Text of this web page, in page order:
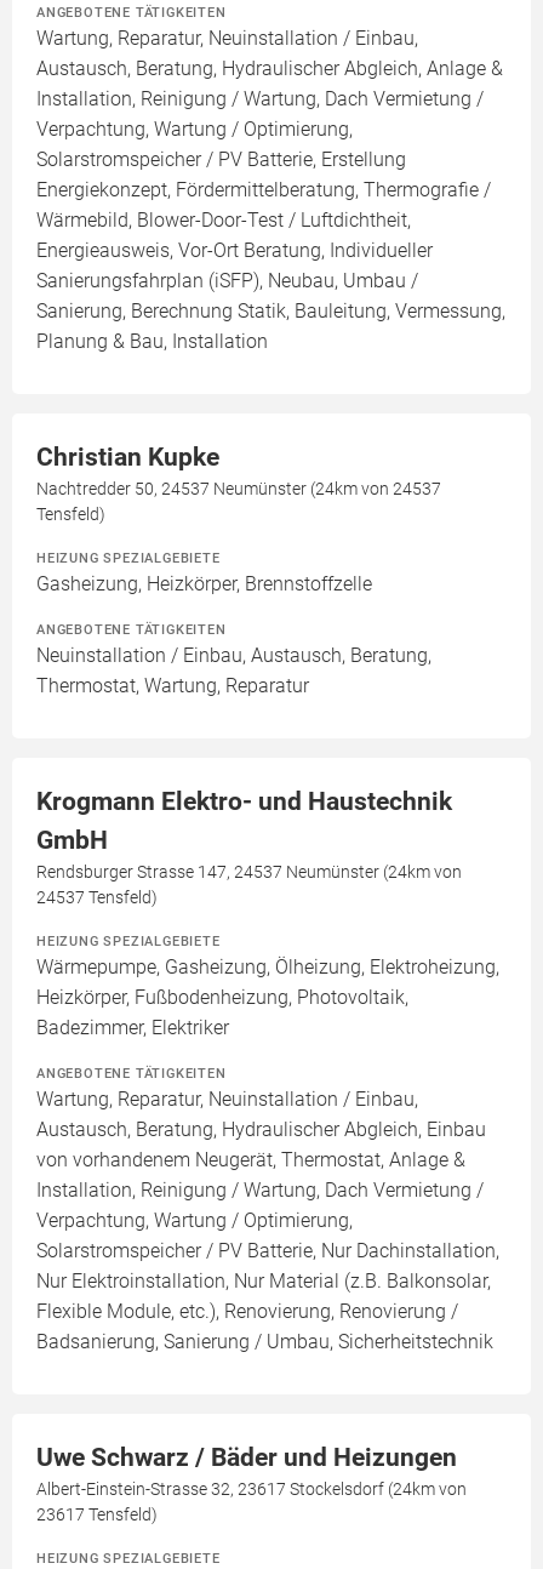
ANGEBOTENE TÄTIGKEITEN
Wartung, Reparatur, Neuinstallation / Einbau,
Austausch, Beratung, Hydraulischer Abgleich, Anlage &
Installation, Reinigung / Wartung, Dach Vermietung /
Verpachtung, Wartung / Optimierung,
Solarstromspeicher / PV Batterie, Erstellung
Energiekonzept, Fördermittelberatung, Thermografie /
Wärmebild, Blower-Door-Test / Luftdichtheit,
Energieausweis, Vor-Ort Beratung, Individueller
Sanierungsfahrplan (iSFP), Neubau, Umbau /
Sanierung, Berechnung Statik, Bauleitung, Vermessung,
Planung & Bau, Installation
Christian Kupke
Nachtredder 50, 24537 Neumünster (24km von 24537
Tensfeld)
HEIZUNG SPEZIALGEBIETE
Gasheizung, Heizkörper, Brennstoffzelle
ANGEBOTENE TÄTIGKEITEN
Neuinstallation / Einbau, Austausch, Beratung,
Thermostat, Wartung, Reparatur
Krogmann Elektro- und Haustechnik
GmbH
Rendsburger Strasse 147, 24537 Neumünster (24km von
24537 Tensfeld)
HEIZUNG SPEZIALGEBIETE
Wärmepumpe, Gasheizung, Ölheizung, Elektroheizung,
Heizkörper, Fußbodenheizung, Photovoltaik,
Badezimmer, Elektriker
ANGEBOTENE TÄTIGKEITEN
Wartung, Reparatur, Neuinstallation / Einbau,
Austausch, Beratung, Hydraulischer Abgleich, Einbau
von vorhandenem Neugerät, Thermostat, Anlage &
Installation, Reinigung / Wartung, Dach Vermietung /
Verpachtung, Wartung / Optimierung,
Solarstromspeicher / PV Batterie, Nur Dachinstallation,
Nur Elektroinstallation, Nur Material (z.B. Balkonsolar,
Flexible Module, etc.), Renovierung, Renovierung /
Badsanierung, Sanierung / Umbau, Sicherheitstechnik
Uwe Schwarz / Bäder und Heizungen
Albert-Einstein-Strasse 32, 23617 Stockelsdorf (24km von
23617 Tensfeld)
HEIZUNG SPEZIALGEBIETE